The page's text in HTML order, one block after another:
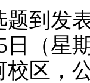
题到发
日（星
校区，